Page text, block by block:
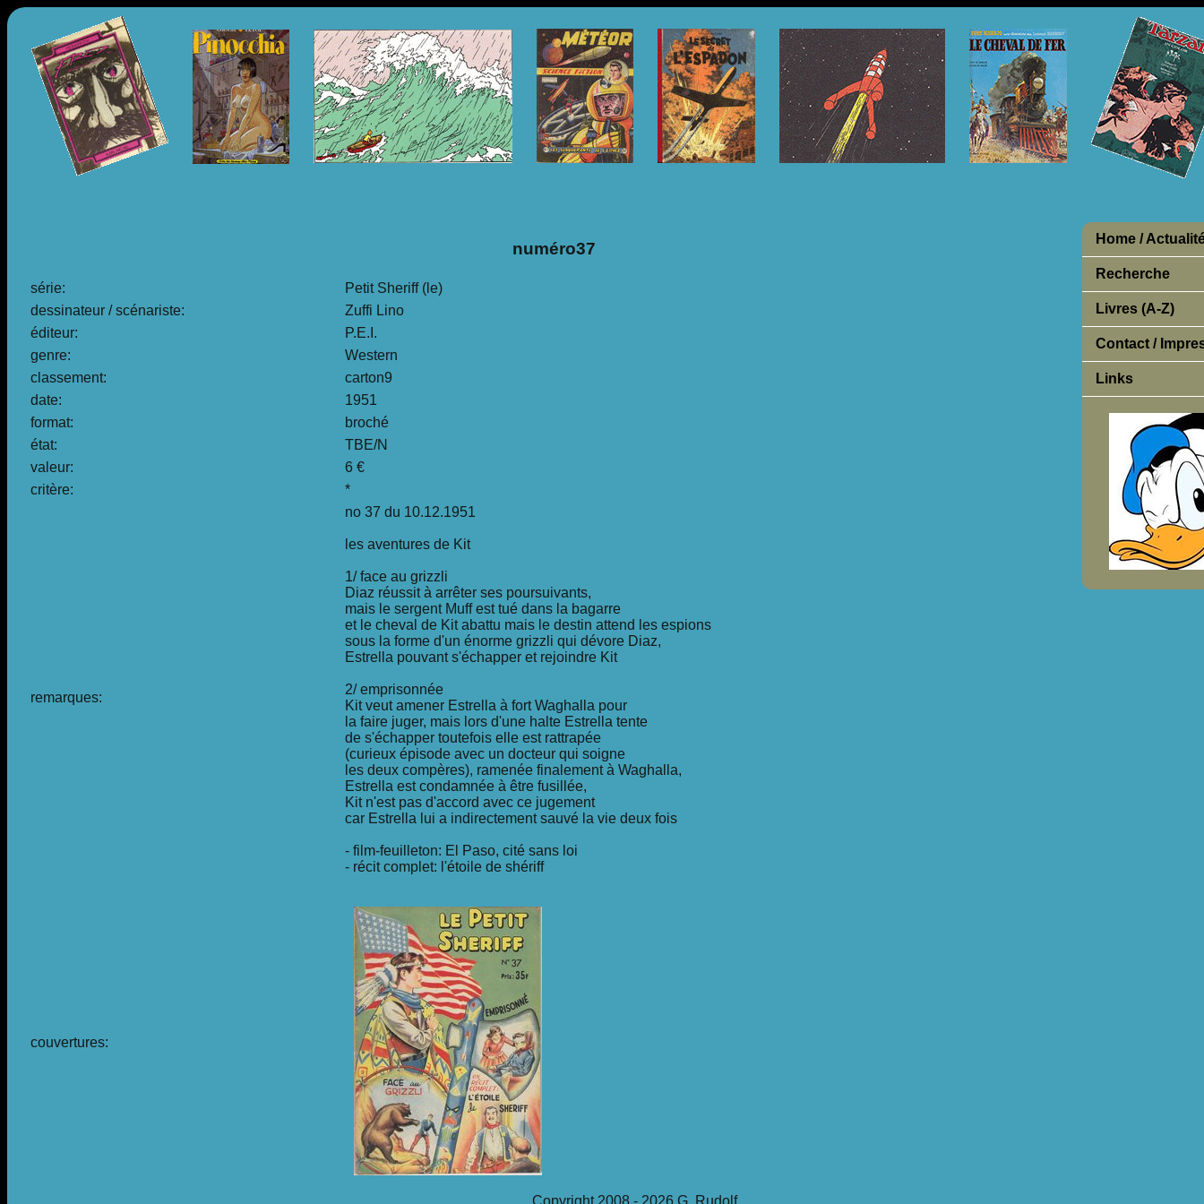
Home /
Recherche
Livres (A-Z)
Contact /
Links
numéro37
série:
Petit Sheriff (le)
dessinateur / scénariste:
Zuffi Lino
éditeur:
P.E.I.
genre:
Western
classement:
carton9
date:
1951
format:
broché
état:
TBE/N
valeur:
6 €
critère:
*
remarques:
no 37 du 10.12.1951
les aventures de Kit
1/ face au grizzli
Diaz réussit à arrêter ses poursuivants,
mais le sergent Muff est tué dans la bagarre
et le cheval de Kit abattu mais le destin attend les espions
sous la forme d'un énorme grizzli qui dévore Diaz,
Estrella pouvant s'échapper et rejoindre Kit
2/ emprisonnée
Kit veut amener Estrella à fort Waghalla pour
la faire juger, mais lors d'une halte Estrella tente
de s'échapper toutefois elle est rattrapée
(curieux épisode avec un docteur qui soigne
les deux compères), ramenée finalement à Waghalla,
Estrella est condamnée à être fusillée,
Kit n'est pas d'accord avec ce jugement
car Estrella lui a indirectement sauvé la vie deux fois
- film-feuilleton: El Paso, cité sans loi
- récit complet: l'étoile de shériff
couvertures: